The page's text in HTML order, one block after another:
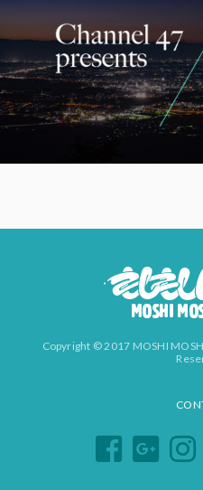
Copyright © 2017 MOSHI